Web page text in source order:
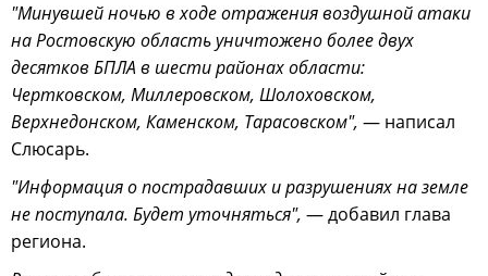
"Минувшей ночью в ходе отражения воздушной атаки
на Ростовскую область уничтожено более двух
десятков БПЛА в шести районах области:
Чертковском, Миллеровском, Шолоховском,
Верхнедонском, Каменском, Тарасовском", — написал
Слюсарь.
"Информация о пострадавших и разрушениях на земле
не поступала. Будет уточняться", — добавил глава
региона.